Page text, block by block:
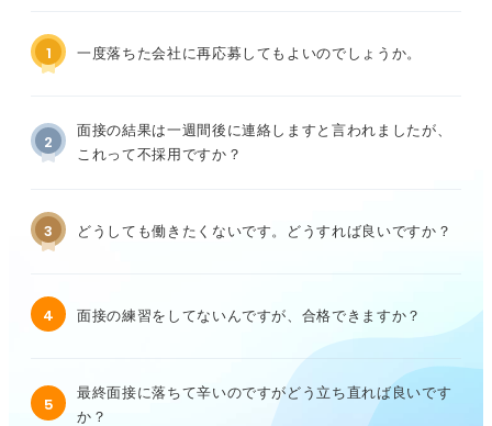
1 一度落ちた会社に再応募してもよいのでしょうか。
2
面接の結果は一週間後に連絡しますと言われましたが、
これって不採用ですか？
3 どうしても働きたくないです。どうすれば良いですか？
4 面接の練習をしてないんですが、合格できますか？
5
最終面接に落ちて辛いのですがどう立ち直れば良いです
か？